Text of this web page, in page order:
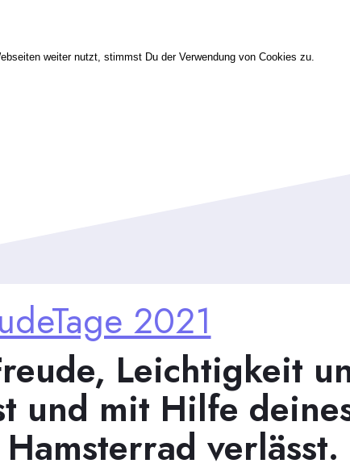
weiter nutzt, stimmst Du der Verwendung von Cookies zu.
2021
Leichtigkeit
und mit Hilfe
verlässt.